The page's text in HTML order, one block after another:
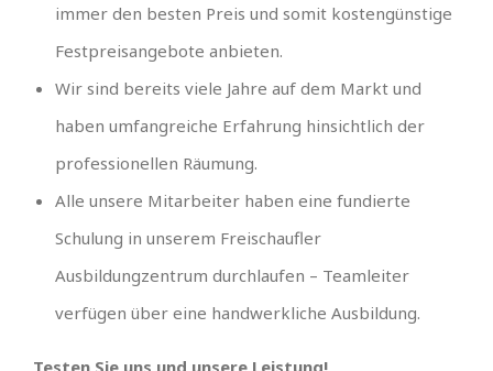
immer den besten Preis und somit kostengünstige
Festpreisangebote anbieten.
Wir sind bereits viele Jahre auf dem Markt und
haben umfangreiche Erfahrung hinsichtlich der
professionellen Räumung.
Alle unsere Mitarbeiter haben eine fundierte
Schulung in unserem Freischaufler
Ausbildungzentrum durchlaufen – Teamleiter
verfügen über eine handwerkliche Ausbildung.
Testen Sie uns und unsere Leistung!